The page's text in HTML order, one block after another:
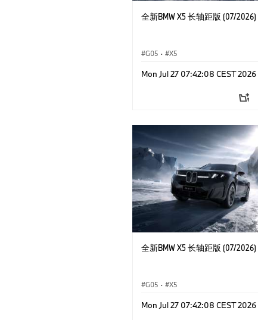
全新BMW X5 长轴距版 (07/2026)
G05 · X5
Mon Jul 27 07:42:08 CEST 2026
全新BMW X5 长轴距版 (07/2026)
G05 · X5
Mon Jul 27 07:42:08 CEST 2026